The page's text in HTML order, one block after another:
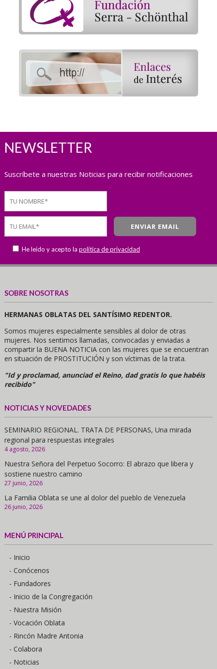
NEWSLETTER
Suscríbete a nuestras Noticias para recibir notificaciones
He leído y acepto la política de privacidad
SOBRE NOSOTRAS
HERMANAS OBLATAS DEL SANTÍSIMO REDENTOR.
Somos mujeres especialmente sensibles al dolor de otras
mujeres. Nos sentimos llamadas, convocadas y enviadas a
compartir la BUENA NOTICIA con las mujeres que se encuentran
en situación de PROSTITUCIÓN y son víctimas de la trata.
"Id y proclamad, anunciad el Reino, dad gratis lo que habéis
recibido"
NOTICIAS Y NOVEDADES
SEMINARIO REGIONAL. TRATA DE PERSONAS, Una mirada
regional para respuestas integrales
4 agosto, 2026
Nuestra Señora del Perpetuo Socorro: El abrazo que libera y
sostiene nuestro camino
27 junio, 2026
La Familia Oblata se une al dolor del pueblo de Venezuela
26 junio, 2026
MENÚ PRINCIPAL
- Inicio
- Conócenos
- Fundadores
- Inicio de la Congregación
- Nuestra Misión
- Vocación Oblata
- Rincón Madre Antonia
- Colabora
- Noticias